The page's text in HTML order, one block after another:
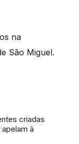
na
São Miguel.
criadas
à